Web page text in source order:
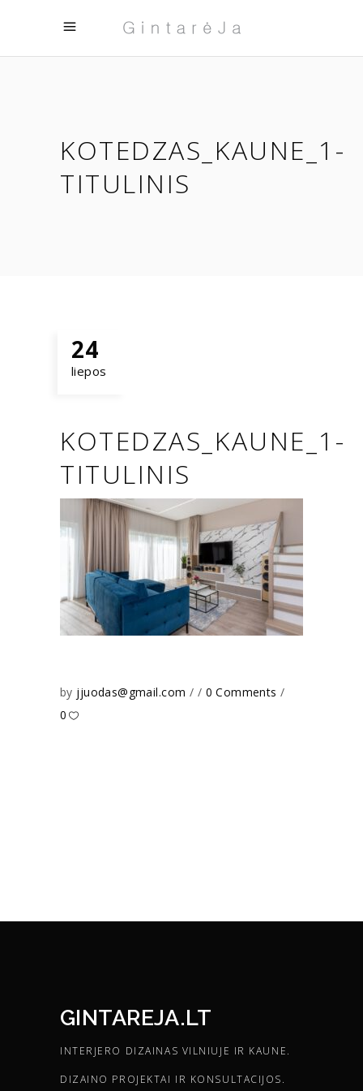
KOTEDZAS_KAUNE_1-
TITULINIS
24
liepos
KOTEDZAS_KAUNE_1-
TITULINIS
by jjuodas@gmail.com
0 Comments
0
GINTAREJA.LT
INTERJERO DIZAINAS VILNIUJE IR KAUNE.
DIZAINO PROJEKTAI IR KONSULTACIJOS.